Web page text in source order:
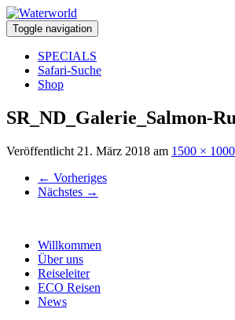
Toggle navigation
SPECIALS
Safari-Suche
Shop
SR_ND_Galerie_Salmon-
Veröffentlicht 21. März 2018 am 1500 × 1000
← Vorheriges
Nächstes →
Willkommen
Über uns
Reiseleiter
ECO Reisen
News